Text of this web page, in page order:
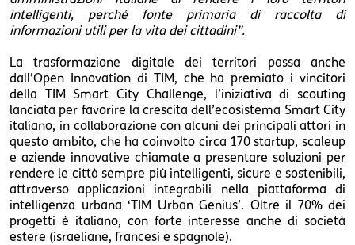
intelligenti, perché fonte primaria di raccolta di
informazioni utili per la vita dei cittadini”.
La trasformazione digitale dei territori passa anche
dall’Open Innovation di TIM, che ha premiato i vincitori
della TIM Smart City Challenge, l’iniziativa di scouting
lanciata per favorire la crescita dell’ecosistema Smart City
italiano, in collaborazione con alcuni dei principali attori in
questo ambito, che ha coinvolto circa 170 startup, scaleup
e aziende innovative chiamate a presentare soluzioni per
rendere le città sempre più intelligenti, sicure e sostenibili,
attraverso applicazioni integrabili nella piattaforma di
intelligenza urbana ‘TIM Urban Genius’. Oltre il 70% dei
progetti è italiano, con forte interesse anche di società
estere (israeliane, francesi e spagnole).